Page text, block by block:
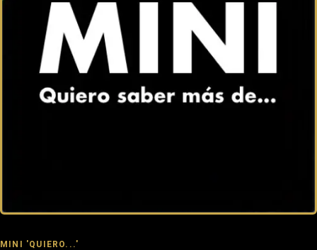
MINI 'QUIERO...'